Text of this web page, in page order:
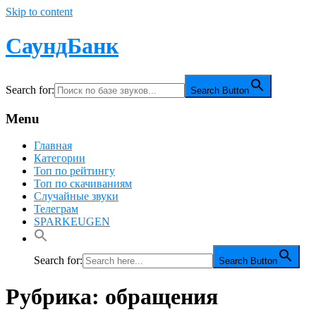
Skip to content
СаундБанк
Search for: Search Button
Menu
Главная
Категории
Топ по рейтингу
Топ по скачиваниям
Случайные звуки
Телеграм
SPARKEUGEN
Search for: Search Button
Рубрика: обращения